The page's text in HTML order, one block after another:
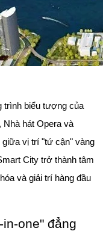
trình biểu tượng của
hát Opera và
giữa vị trí "tứ cận" vàng
City trở thành tâm
và giải trí hàng đầu
one" đẳng